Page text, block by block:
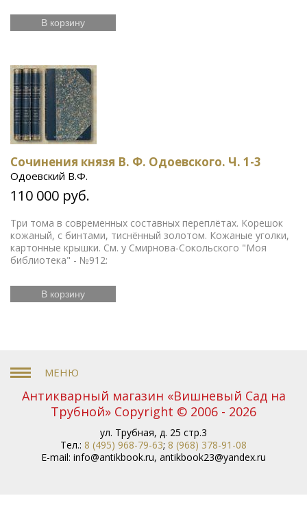
В корзину
Сочинения князя В. Ф. Одоевского. Ч. 1-3
Одоевский В.Ф.
110 000 руб.
Три тома в современных составных переплётах. Корешок
кожаный, с бинтами, тиснённый золотом. Кожаные уголки,
картонные крышки. См. у Смирнова-Сокольского "Моя
библиотека" - №912:
В корзину
Антикварный магазин «Вишневый Сад на
Трубной» Copyright © 2006 - 2026
ул. Трубная, д. 25 стр.3
Тел.: 8 (495) 968-79-63; 8 (968) 378-91-08
E-mail: info@antikbook.ru, antikbook23@yandex.ru